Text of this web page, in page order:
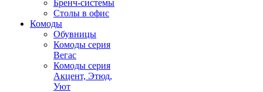
Бренч-системы
Столы в офис
Комоды
Обувницы
Комоды серия
Вегас
Комоды серия
Акцент, Этюд,
Уют